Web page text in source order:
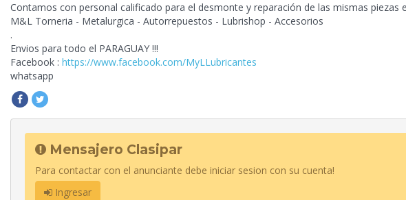
Contamos con personal calificado para el desmonte y reparación de las mismas piezas
M&L Torneria - Metalurgica - Autorrepuestos - Lubrishop - Accesorios
.
Envios para todo el PARAGUAY !!!
Facebook : https://www.facebook.com/MyLLubricantes
whatsapp
Mensajero Clasipar
Para contactar con el anunciante debe iniciar sesion con su cuenta!
Ingresar